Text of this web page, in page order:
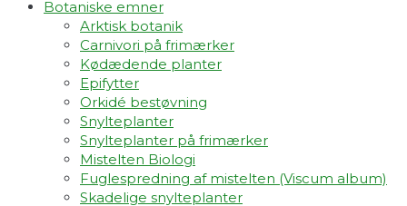
Botaniske emner
Arktisk botanik
Carnivori på frimærker
Kødædende planter
Epifytter
Orkidé bestøvning
Snylteplanter
Snylteplanter på frimærker
Mistelten Biologi
Fuglespredning af mistelten (Viscum album)​
Skadelige snylteplanter